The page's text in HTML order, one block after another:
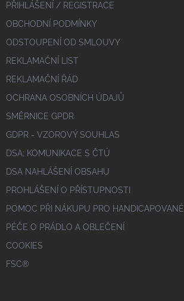
PŘIHLÁŠENÍ / REGISTRACE
OBCHODNÍ PODMÍNKY
ODSTOUPENÍ OD SMLOUVY
REKLAMAČNÍ LIST
REKLAMAČNÍ ŘÁD
OCHRANA OSOBNÍCH ÚDAJŮ
SMĚRNICE GPDR
GDPR - VZOROVÝ SOUHLAS
DSA; KOMUNIKACE S ČTÚ
DSA NAHLÁŠENÍ OBSAHU
PROHLÁŠENÍ O PŘÍSTUPNOSTI
POMOC PŘI NÁKUPU PRO HANDICAPOVANÉ
PÉČE O PRÁDLO A OBLEČENÍ
COOKIES
FSC®